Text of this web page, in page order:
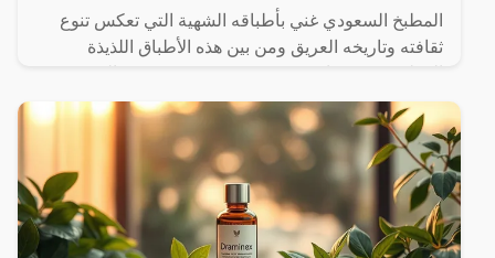
المطبخ السعودي غني بأطباقه الشهية التي تعكس تنوع
ثقافته وتاريخه العريق ومن بين هذه الأطباق اللذيذة
واللحم المفروم